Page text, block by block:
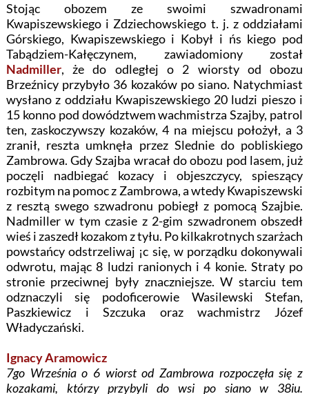
Stojąc obozem ze swoimi szwadronami
Kwapiszewskiego i Zdziechowskiego t. j. z oddziałami
Górskiego, Kwapiszewskiego i Kobył i ńs kiego pod
Tabądziem-Kałęczynem, zawiadomiony został
Nadmiller, że do odległej o 2 wiorsty od obozu
Brzeźnicy przybyło 36 kozaków po siano. Natychmiast
wysłano z oddziału Kwapiszewskiego 20 ludzi pieszo i
15 konno pod dowództwem wachmistrza Szajby, patrol
ten, zaskoczywszy kozaków, 4 na miejscu położył, a 3
zranił, reszta umknęła przez Slednie do pobliskiego
Zambrowa. Gdy Szajba wracał do obozu pod lasem, już
poczęli nadbiegać kozacy i objeszczycy, spieszący
rozbitym na pomoc z Zambrowa, a wtedy Kwapiszewski
z resztą swego szwadronu pobiegł z pomocą Szajbie.
Nadmiller w tym czasie z 2-gim szwadronem obszedł
wieś i zaszedł kozakom z tyłu. Po kilkakrotnych szarżach
powstańcy odstrzeliwaj ¡c się, w porządku dokonywali
odwrotu, mając 8 ludzi ranionych i 4 konie. Straty po
stronie przeciwnej były znaczniejsze. W starciu tem
odznaczyli się podoficerowie Wasilewski Stefan,
Paszkiewicz i Szczuka oraz wachmistrz Józef
Władyczański.
Ignacy Aramowicz
7go Września o 6 wiorst od Zambrowa rozpoczęła się z
kozakami, którzy przybyli do wsi po siano w 38iu.